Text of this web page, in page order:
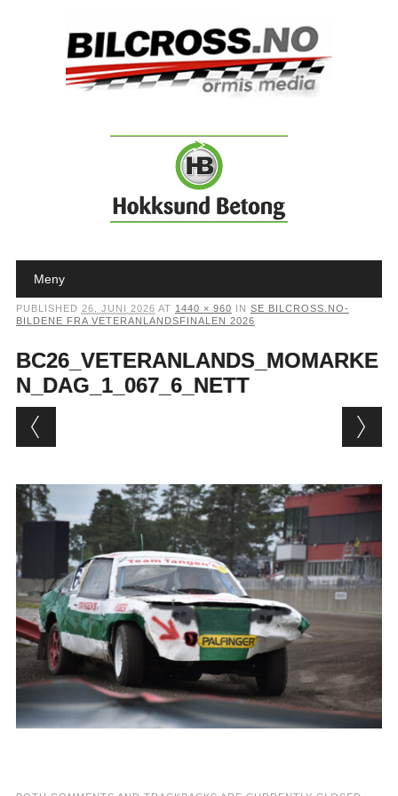
Main menu
Meny
PUBLISHED 26. JUNI 2026 AT 1440 × 960 IN SE BILCROSS.NO-
BILDENE FRA VETERANLANDSFINALEN 2026
BC26_VETERANLANDS_MOMARKE
N_DAG_1_067_6_NETT